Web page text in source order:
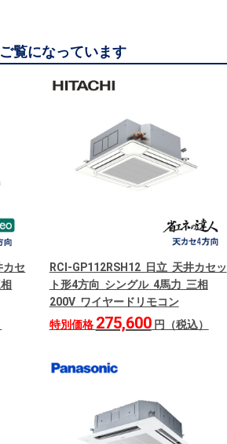
覧になっています
カセ
RCI-GP112RSH12 日立 天井カセッ
ト形4方向 シングル 4馬力 三相
200V ワイヤードリモコン
特別価格 275,600円（税込）